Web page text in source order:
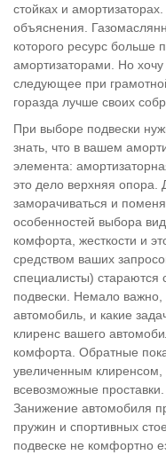
стойках и
объяснения.
которого ресурс больше
амортизаторами. Но хочу
следующее при
горазда лучше своих
При выборе подвески
знать, что в вашем
элемента:
это дело верхняя
заморачиваться и
особенностей выбора
комфорта, жесткости и
средством ваших
специалисты) стараются
подвески. Немало важно,
автомобиль, и какие
клиренс вашего
комфорта. Обратные
увеличенным клиренсом,
всевозможные проставки.
Занижение автомобиля
пружин и спортивных
подвеске не комфортно